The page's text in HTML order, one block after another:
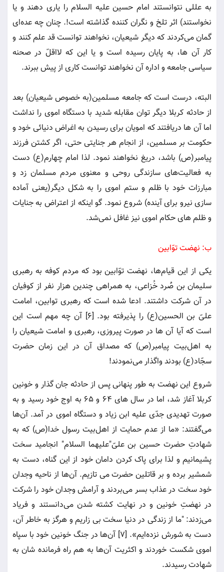
به عللی نتوانستند امام حسین علیه السلام را یاری دهند و یا
نخواستند) اثر تلخ و نگران کننده گذاشته است!. چنان چه عده‌ای
گمان می‌کردند که دیگر شیعیان، نخواهند توانست قد علم کنند و
کار آن ها، به پایان رسیده است و یا این که لااقلّ در صحنه
سیاسی جامعه و اداره آن نخواهند توانست کاری از پیش ببرند.
البته، درست است که جامعه مسلمین(به خصوص شیعیان) بعد
از حادثه کربلا دیگر توان مقابله شدید با دستگاه اموی را نداشت
اما آن ها دریافتند که امویان برای رسیدن به اغراض دنیائی خود و
حکومت بر مسلمین، از انجام هر جنایتی حتی، اگر کشتن فرزند
پیامبر(ص) باشد، دریغ نخواهند نمود. لذا امام چهارم(ع) دست
به فعالیت‌های سازندگی روحی و معنوی مردم مسلمان زد و
مبارزات خود با ظلم و ستم اموی را به شکل دیگر(یعنی آماده
سازی نیرو برای آینده) شروع نمود. گو اینکه از اعتراض به جنایات
و ظلم های حکام اموی نیز غافل نمی‌شد.
ب: نهضت توّابین
یکی از این قیام‌ها، نهضت توّابین بود که مردم کوفه به رهبری
سلیمان بن صَُرد خُزاعی، به همراهی چندین هزار نفر از کوفیان
در آن شرکت داشتند. ادعا شده است که رهبری توابین، امامت
علیّ بن الحسین(ع) را پذیرفته بود. [6] آن چه مهم است این
است که آیا آن ها در صورت پیروزی، رهبری و امامت شیعیان را
به اهل‌بیت پیامبر(ص) که مصداق آن در این زمان حضرت
سجّاد(ع) بودند واگذار می‌نمودند!
شروع این نهضت به طور پنهانی پس از حادثه جان گذار و خونین
کربلا آغاز شد، اما در سال های 64 و 65 به اوج خود رسید و به
صورت تهدیدی جدّی علیه ابن زیاد و دستگاه اموی در آمد. آن‌ها
می‌گفتند: «ما از عدم حمایت از اهل‌بیت رسول خدا(ص) که به
شهادتِ حضرت حسین بن علیّ"علیهما السلام" انجامید سخت
پشیمانیم و لذا برای پاک کردن دامان خود از این گناه، دست به
شمشیر برده و بر قاتلین حضرت می تازیم. آن‌ها از ناحیه وجدان
خود سخت در عذاب بسر می‌بردند و آرامش وجدان خود را شرکت
در نهضتِ خونین و در نهایت کشته شدن می‌دانستند و فریاد
می‌زدند: "ما از زندگی در دنیا سخت بی زاریم و هرگز به خاطر آن،
دست به شورش نزده‌ایم». [7] آن‌ها در جنگ خونین خود با سپاه
اموی شکست خوردند و اکثریت آن‌ها به هم راه فرمانده شان به
شهادت رسیدند.